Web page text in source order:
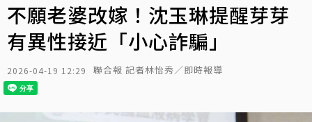
不願老婆改嫁！沈玉琳提醒芽芽
有異性接近「小心詐騙」
2026-04-19 12:29 聯合報 記者林怡秀／即時報導